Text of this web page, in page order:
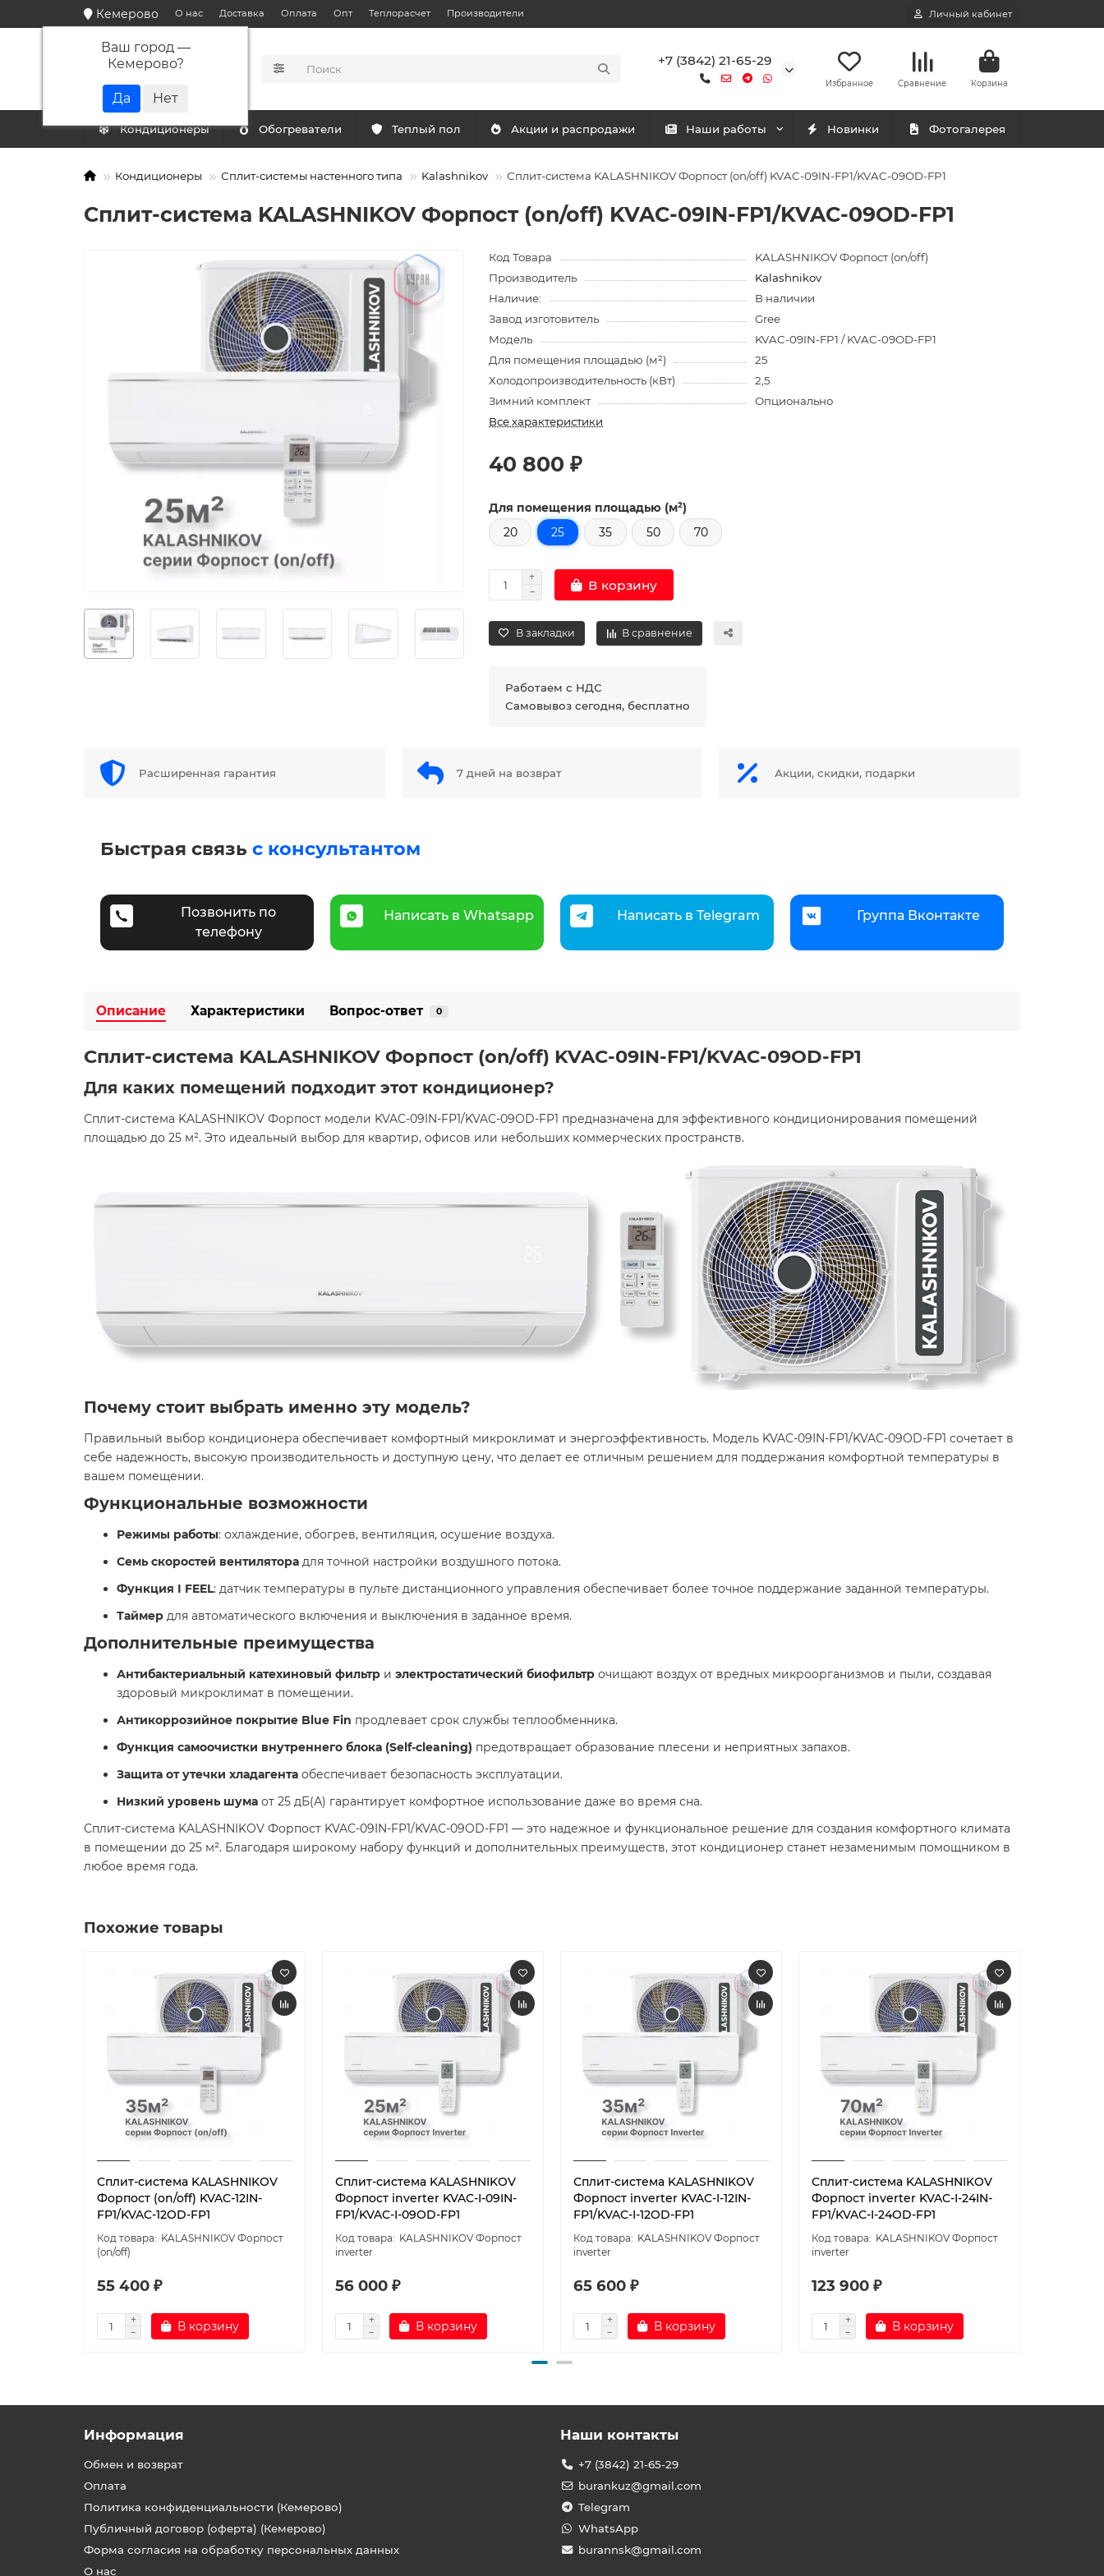
Кемерово
Ваш город —
Кемерово?
О нас Доставка Оплата Опт Теплорасчет Производители Личный кабинет
КАТАЛОГ
+7 (3842) 21-65-29
Избранное Сравнение Корзина
Кондиционеры Обогреватели Теплый пол Акции и распродажи Наши работы Новинки Фотогалерея
Кондиционеры Сплит-системы настенного типа Kalashnikov Сплит-система KALASHNIKOV Форпост (on/off) KVAC-09IN-FP1/KVAC-09OD-FP1
Сплит-система KALASHNIKOV Форпост (on/off) KVAC-09IN-FP1/KVAC-09OD-FP1
Код Товара
KALASHNIKOV Форпост (on/off)
Производитель
Kalashnikov
Наличие:
В наличии
Завод изготовитель
Gree
Модель
KVAC-09IN-FP1 / KVAC-09OD-FP1
Для помещения площадью (м²)
25
Холодопроизводительность (кВт)
2,5
Зимний комплект
Опционально
Все характеристики
40 800 ₽
Для помещения площадью (м²)
20
25 35 50 70
В корзину
В закладки В сравнение
Работаем с НДС
Самовывоз сегодня, бесплатно
Расширенная гарантия 7 дней на возврат Акции, скидки, подарки
Быстрая связь с консультантом
Позвонить по
телефону
Написать в Whatsapp Написать в Telegram Группа Вконтакте
Описание Характеристики Вопрос-ответ 0
Сплит-система KALASHNIKOV Форпост (on/off) KVAC-09IN-FP1/KVAC-09OD-FP1
Для каких помещений подходит этот кондиционер?
Сплит-система KALASHNIKOV Форпост модели KVAC-09IN-FP1/KVAC-09OD-FP1 предназначена для эффективного кондиционирования помещений
площадью до 25 м². Это идеальный выбор для квартир, офисов или небольших коммерческих пространств.
Почему стоит выбрать именно эту модель?
Правильный выбор кондиционера обеспечивает комфортный микроклимат и энергоэффективность. Модель KVAC-09IN-FP1/KVAC-09OD-FP1 сочетает в
себе надежность, высокую производительность и доступную цену, что делает ее отличным решением для поддержания комфортной температуры в
вашем помещении.
Функциональные возможности
Режимы работы: охлаждение, обогрев, вентиляция, осушение воздуха.
Семь скоростей вентилятора для точной настройки воздушного потока.
Функция I FEEL: датчик температуры в пульте дистанционного управления обеспечивает более точное поддержание заданной температуры.
Таймер для автоматического включения и выключения в заданное время.
Дополнительные преимущества
Антибактериальный катехиновый фильтр и электростатический биофильтр очищают воздух от вредных микроорганизмов и пыли, создавая
здоровый микроклимат в помещении.
Антикоррозийное покрытие Blue Fin продлевает срок службы теплообменника.
Функция самоочистки внутреннего блока (Self-cleaning) предотвращает образование плесени и неприятных запахов.
Защита от утечки хладагента обеспечивает безопасность эксплуатации.
Низкий уровень шума от 25 дБ(А) гарантирует комфортное использование даже во время сна.
Сплит-система KALASHNIKOV Форпост KVAC-09IN-FP1/KVAC-09OD-FP1 — это надежное и функциональное решение для создания комфортного климата
в помещении до 25 м². Благодаря широкому набору функций и дополнительных преимуществ, этот кондиционер станет незаменимым помощником в
любое время года.
Похожие товары
Сплит-система KALASHNIKOV
Форпост (on/off) KVAC-12IN-
FP1/KVAC-12OD-FP1
KALASHNIKOV Форпост
(on/off)
55 400 ₽
В корзину
Сплит-система KALASHNIKOV
Форпост inverter KVAC-I-09IN-
FP1/KVAC-I-09OD-FP1
KALASHNIKOV Форпост
inverter
56 000 ₽
В корзину
Сплит-система KALASHNIKOV
Форпост inverter KVAC-I-12IN-
FP1/KVAC-I-12OD-FP1
KALASHNIKOV Форпост
inverter
65 600 ₽
В корзину
Сплит-система KALASHNIKOV
Форпост inverter KVAC-I-24IN-
FP1/KVAC-I-24OD-FP1
KALASHNIKOV Форпост
inverter
123 900 ₽
В корзину
Информация
Обмен и возврат
Оплата
Политика конфиденциальности (Кемерово)
Публичный договор (оферта) (Кемерово)
Форма согласия на обработку персональных данных
О нас
Наши контакты
+7 (3842) 21-65-29
burankuz@gmail.com
Telegram
WhatsApp
burannsk@gmail.com